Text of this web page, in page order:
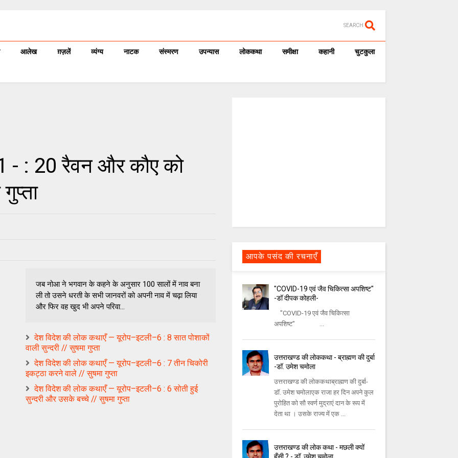
SEARCH
आलेख ग़ज़लें व्यंग्य नाटक संस्मरण उपन्यास लोककथा समीक्षा कहानी चुटकुला
- : 20 रैवन और कौए को
जब नोआ ने भगवान के कहने के अनुसार 100 सालों में नाव बना
ली तो उसने धरती के सभी जानवरों को अपनी नाव में चढ़ा लिया
और फिर वह खुद भी अपने परिवा...
देश विदेश की लोक कथाएँ — यूरोप–इटली–6 : 8 सात पोशाकों
वाली सुन्दरी // सुषमा गुप्ता
देश विदेश की लोक कथाएँ — यूरोप–इटली–6 : 7 तीन चिकोरी
इकट्ठा करने वाले // सुषमा गुप्ता
देश विदेश की लोक कथाएँ — यूरोप–इटली–6 : 6 सोती हुई
सुन्दरी और उसके बच्चे // सुषमा गुप्ता
आपके पसंद की रचनाएँ
"COVID-19 एवं जैव चिकित्सा अपशिष्ट"
-डॉ दीपक कोहली-
"COVID-19 एवं जैव चिकित्सा
अपशिष्ट" ...
उत्तराखण्ड की लोककथा - ब्राह्मण की दुर्बा
-डॉ. उमेश चमोला
उत्तराखण्ड की लोककथाब्राह्मण की दुर्बा-
डॉ. उमेश चमोलाएक राजा हर दिन अपने कुल
पुरोहित को सौ स्वर्ण मुद्राएं दान के रूप में
देता था । उसके राज्य में एक ...
उत्तराखण्ड की लोक कथा - मछली क्यों